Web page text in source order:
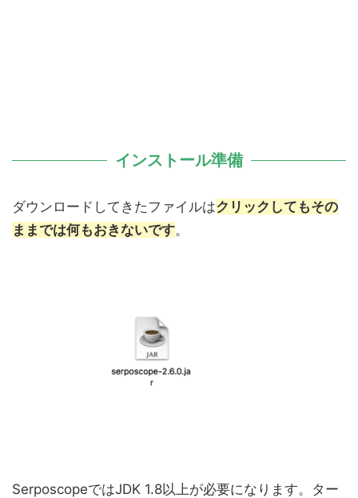
インストール準備
ダウンロードしてきたファイルはクリックしてもその
ままでは何もおきないです。
SerposcopeではJDK 1.8以上が必要になります。ター